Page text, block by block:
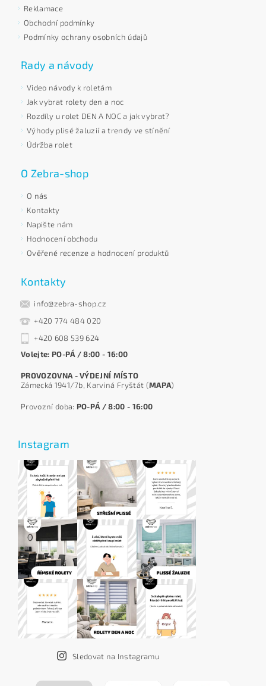
Reklamace
Obchodní podmínky
Podmínky ochrany osobních údajů
Rady a návody
Video návody k roletám
Jak vybrat rolety den a noc
Rozdíly u rolet DEN A NOC a jak vybrat?
Výhody plisé žaluzií a trendy ve stínění
Údržba rolet
O Zebra-shop
O nás
Kontakty
Napište nám
Hodnocení obchodu
Ověřené recenze a hodnocení produktů
Kontakty
info@zebra-shop.cz
+420 774 484 020
+420 608 539 624
Volejte: PO-PÁ / 8:00 - 16:00
PROVOZOVNA - VÝDEJNÍ MÍSTO
Zámecká 1941/7b, Karviná Fryštát (MAPA)
Provozní doba: PO-PÁ / 8:00 - 16:00
Instagram
Sledovat na Instagramu